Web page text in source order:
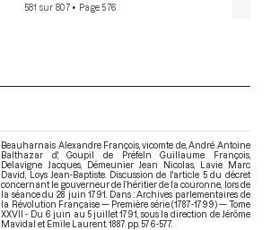
581 sur 807 • Page 576
Beauharnais Alexandre François, vicomte de, André Antoine
Balthazar d', Goupil de Préfeln Guillaume François,
Delavigne Jacques, Démeunier Jean Nicolas, Lavie Marc
David, Loys Jean-Baptiste. Discussion de l'article 5 du décret
concernant le gouverneur de l’héritier de la couronne, lors de
la séance du 28 juin 1791. Dans : Archives parlementaires de
la Révolution Française — Première série (1787-1799) — Tome
XXVII - Du 6 juin au 5 juillet 1791 , sous la direction de Jérôme
Mavidal et Emile Laurent. 1887. pp. 576-577.